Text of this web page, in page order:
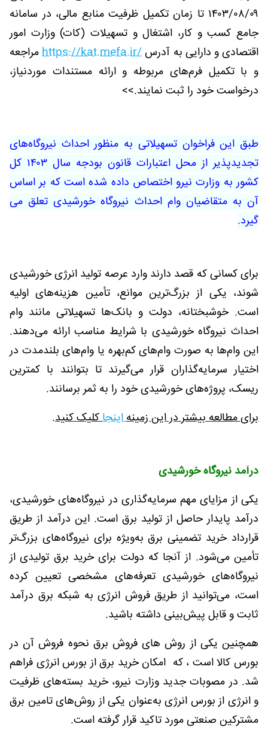
۱۴۰۳/۰۸/۰۹ تا زمان تکمیل ظرفیت منابع مالی، در سامانه
جامع کسب و کار، اشتغال و تسهیلات (کات) وزارت امور
اقتصادی و دارایی به آدرسhttps://kat.mefa.ir/مراجعه
و با تکمیل فرم‌های مربوطه و ارائه مستندات موردنیاز،
درخواست خود را ثبت نمایند.>>
طبق این فراخوان تسهیلاتی به منظور احداث نیروگاه‌های
تجدیدپذیر از محل اعتبارات قانون بودجه سال ۱۴۰۳ کل
کشور به وزارت نیرو اختصاص داده شده است که بر اساس
آن به متقاضیان وام احداث نیروگاه خورشیدی تعلق می
گیرد.
برای کسانی که قصد دارند وارد عرصه تولید انرژی خورشیدی
شوند، یکی از بزرگ‌ترین موانع، تأمین هزینه‌های اولیه
است. خوشبختانه، دولت و بانک‌ها تسهیلاتی مانند وام
احداث نیروگاه خورشیدی با شرایط مناسب ارائه می‌دهند.
این وام‌ها به صورت وام‌های کم‌بهره یا وام‌های بلندمدت در
اختیار سرمایه‌گذاران قرار می‌گیرند تا بتوانند با کمترین
ریسک، پروژه‌های خورشیدی خود را به ثمر برسانند.
برای مطالعه بیشتر در این زمینهاینجاکلیک کنید.
درآمد نیروگاه خورشیدی
یکی از مزایای مهم سرمایه‌گذاری در نیروگاه‌های خورشیدی،
درآمد پایدار حاصل از تولید برق است. این درآمد از طریق
قرارداد خرید تضمینی برق به‌ویژه برای نیروگاه‌های بزرگ‌تر
تأمین می‌شود. از آنجا که دولت برای خرید برق تولیدی از
نیروگاه‌های خورشیدی تعرفه‌های مشخصی تعیین کرده
است، می‌توانید از طریق فروش انرژی به شبکه برق درآمد
ثابت و قابل پیش‌بینی داشته باشید.
همچنین یکی از روش های فروش برق نحوه فروش آن در
بورس کالا است ، که امکان خرید برق از بورس انرژی فراهم
شد. در مصوبات جدید وزارت نیرو، خرید بسته‌های ظرفیت
و انرژی از بورس انرژی به‌عنوان یکی از روش‌های تامین برق
مشترکین صنعتی مورد تاکید قرار گرفته است.